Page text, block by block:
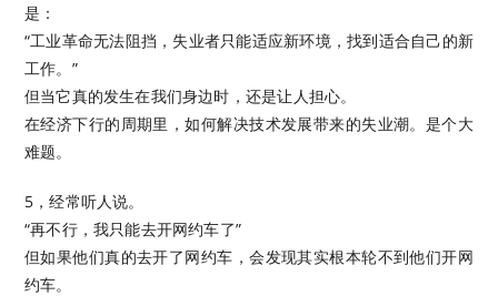
是：
“工业革命无法阻挡，失业者只能适应新环境，找到适合自己的新
工作。”
但当它真的发生在我们身边时，还是让人担心。
在经济下行的周期里，如何解决技术发展带来的失业潮。是个大
难题。
5，经常听人说。
“再不行，我只能去开网约车了”
但如果他们真的去开了网约车，会发现其实根本轮不到他们开网
约车。